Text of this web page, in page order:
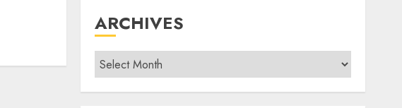
ARCHIVES
Archives